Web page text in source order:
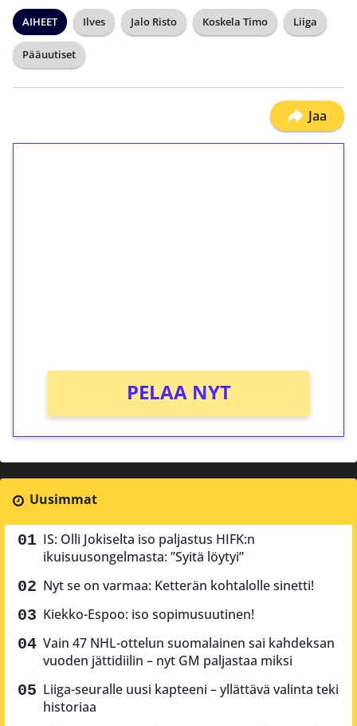
AIHEET Ilves Jalo Risto Koskela Timo Liiga
Pääuutiset
Jaa
PELAA NYT
Uusimmat
IS: Olli Jokiselta iso paljastus HIFK:n
ikuisuusongelmasta: ”Syitä löytyi”
Nyt se on varmaa: Ketterän kohtalolle sinetti!
Kiekko-Espoo: iso sopimusuutinen!
Vain 47 NHL-ottelun suomalainen sai kahdeksan
vuoden jättidiilin – nyt GM paljastaa miksi
Liiga-seuralle uusi kapteeni – yllättävä valinta teki
historiaa